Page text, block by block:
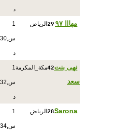
د
مهااا ٩٧ 29 الرياض 1
س,30
د
نهى بنت
سعد
42مكة_المكرمة1
س,32
د
Sarona
28 الرياض 1
س,34